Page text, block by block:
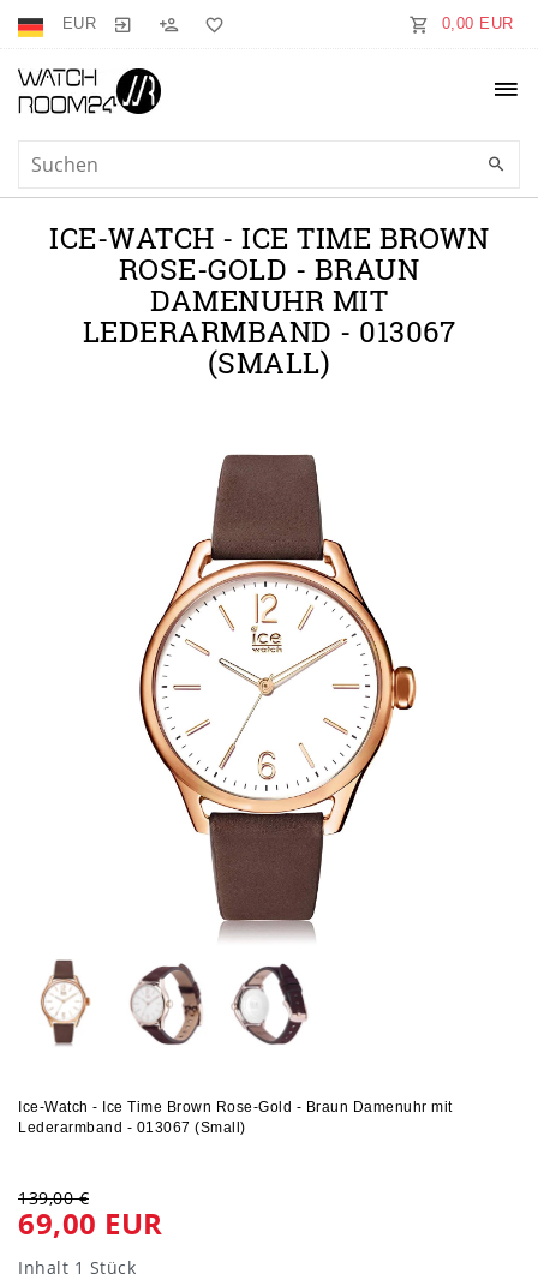
EUR 0,00 EUR
ICE-WATCH - ICE TIME BROWN
ROSE-GOLD - BRAUN
DAMENUHR MIT
LEDERARMBAND - 013067
(SMALL)
Ice-Watch - Ice Time Brown Rose-Gold - Braun Damenuhr mit
Lederarmband - 013067 (Small)
139,00 €
69,00 EUR
Inhalt 1 Stück